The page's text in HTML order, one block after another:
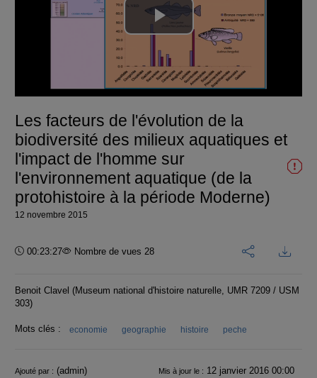
Lire
la
vidéo
Les facteurs de l'évolution de la
biodiversité des milieux aquatiques et
l'impact de l'homme sur
l'environnement aquatique (de la
protohistoire à la période Moderne)
12 novembre 2015
Durée :
00:23:27 Nombre de vues 28
Benoit Clavel (Museum national d'histoire naturelle, UMR 7209 / USM
303)
Mots clés : economie geographie histoire peche
Informations
Ajouté par : (admin) Mis à jour le : 12 janvier 2016 00:00